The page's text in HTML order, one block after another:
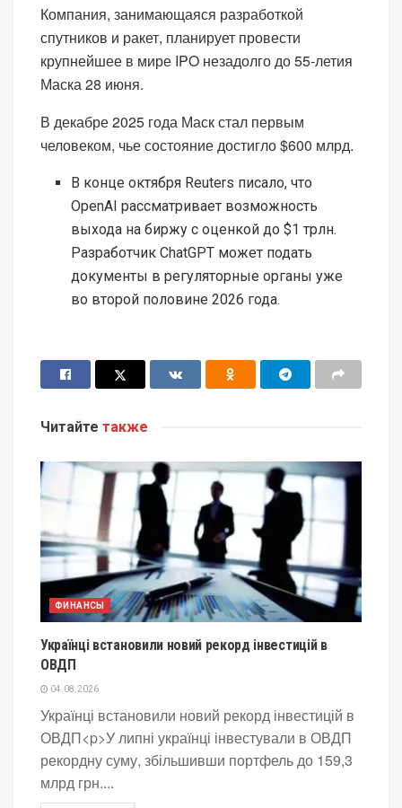
Компания, занимающаяся разработкой
спутников и ракет, планирует провести
крупнейшее в мире IPO незадолго до 55-летия
Маска 28 июня.
В декабре 2025 года Маск стал первым
человеком, чье состояние достигло $600 млрд.
В конце октября Reuters писало, что
OpenAI рассматривает возможность
выхода на биржу с оценкой до $1 трлн.
Разработчик ChatGPT может подать
документы в регуляторные органы уже
во второй половине 2026 года.
Читайте также
ФИНАНСЫ
Українці встановили новий рекорд інвестицій в
ОВДП
04.08.2026
Українці встановили новий рекорд інвестицій в
ОВДП<p>У липні українці інвестували в ОВДП
рекордну суму, збільшивши портфель до 159,3
млрд грн....